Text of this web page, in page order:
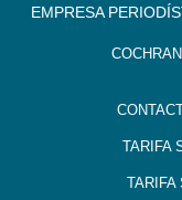
EMPRESA
TARIFA
TARIFA